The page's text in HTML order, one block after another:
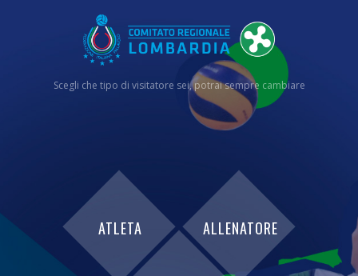
Scegli che tipo di visitatore sei, potrai sempre cambiare
ALLENATORE
ATLETA